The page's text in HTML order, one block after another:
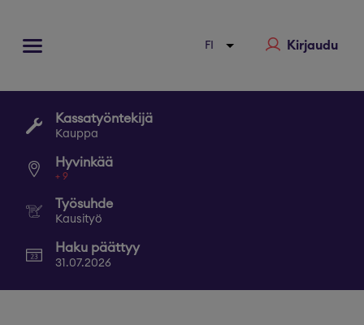
Kirjaudu
Kassatyöntekijä
Kauppa
Hyvinkää
+ 9
Työsuhde
Kausityö
Haku päättyy
31.07.2026